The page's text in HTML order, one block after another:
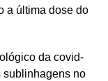
a última dose do
da covid-
sublinhagens no